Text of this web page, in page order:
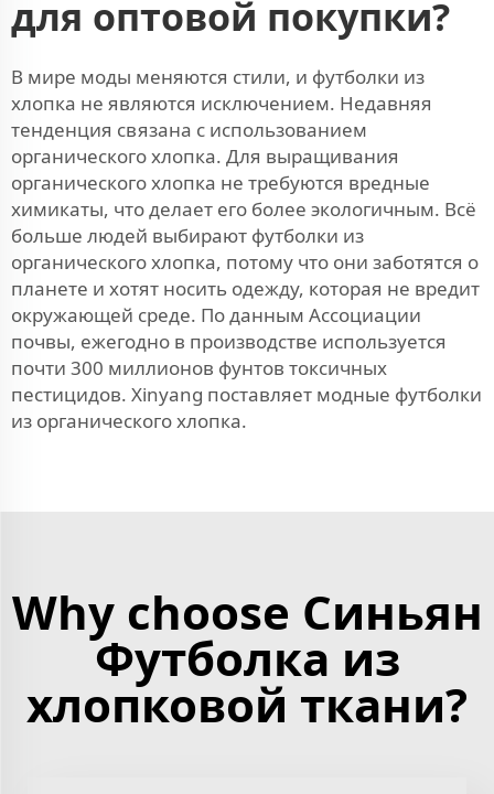
для оптовой покупки?
В мире моды меняются стили, и футболки из
хлопка не являются исключением. Недавняя
тенденция связана с использованием
органического хлопка. Для выращивания
органического хлопка не требуются вредные
химикаты, что делает его более экологичным. Всё
больше людей выбирают футболки из
органического хлопка, потому что они заботятся о
планете и хотят носить одежду, которая не вредит
окружающей среде. По данным Ассоциации
почвы, ежегодно в производстве используется
почти 300 миллионов фунтов токсичных
пестицидов. Xinyang поставляет модные футболки
из органического хлопка.
Why choose Синьян
Футболка из
хлопковой ткани?